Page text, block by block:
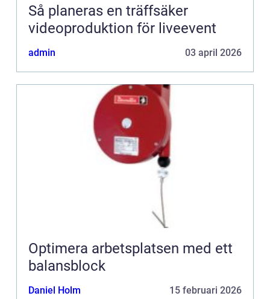
Så planeras en träffsäker
videoproduktion för liveevent
admin 03 april 2026
Optimera arbetsplatsen med ett
balansblock
Daniel Holm 15 februari 2026